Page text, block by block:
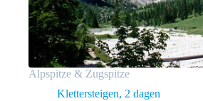
Alpspitze & Zugspitze
Klettersteigen 2 dagen